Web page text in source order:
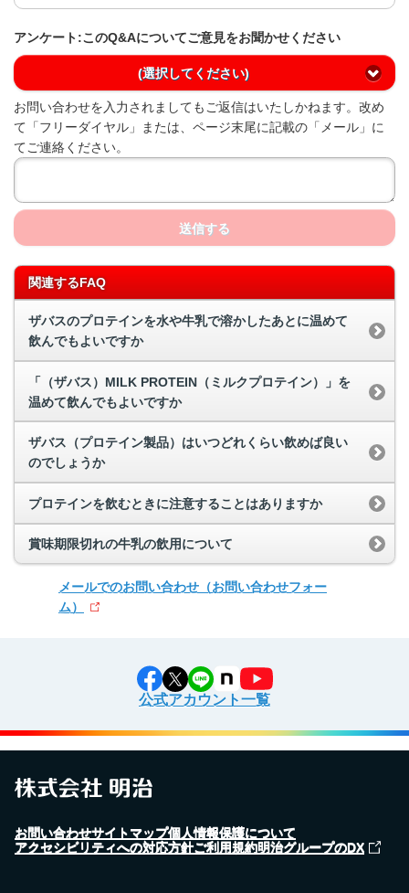
アンケート:このQ&Aについてご意見をお聞かせください
(選択してください)
お問い合わせを入力されましてもご返信はいたしかねます。改め
て「フリーダイヤル」または、ページ末尾に記載の「メール」に
てご連絡ください。
送信する
関連するFAQ
ザバスのプロテインを水や牛乳で溶かしたあとに温めて
飲んでもよいですか
「（ザバス）MILK PROTEIN（ミルクプロテイン）」を
温めて飲んでもよいですか
ザバス（プロテイン製品）はいつどれくらい飲めば良い
のでしょうか
プロテインを飲むときに注意することはありますか
賞味期限切れの牛乳の飲用について
メールでのお問い合わせ （お問い合わせフォー
ム）
公式アカウント一覧
お問い合わせサイトマップ個人情報保護について
アクセシビリティへの対応方針ご利用規約明治グループのDX